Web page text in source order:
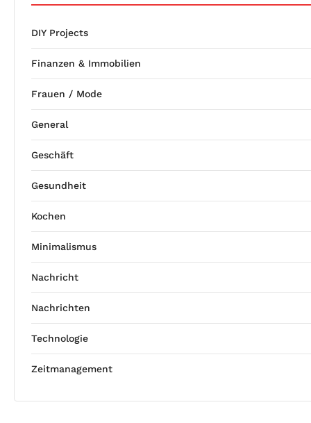
DIY Projects
Finanzen & Immobilien
Frauen / Mode
General
Geschäft
Gesundheit
Kochen
Minimalismus
Nachricht
Nachrichten
Technologie
Zeitmanagement